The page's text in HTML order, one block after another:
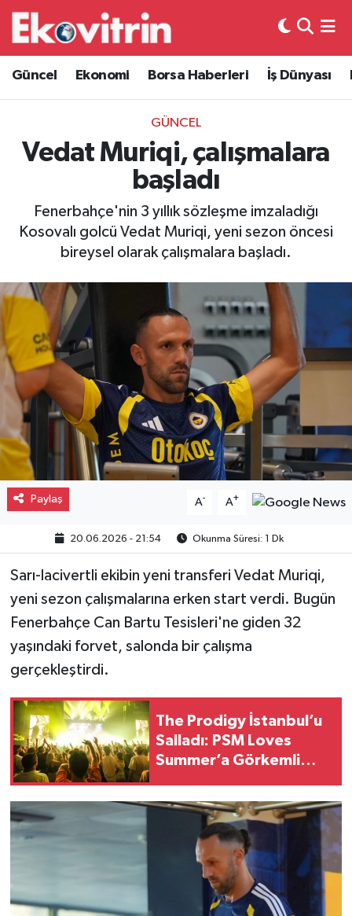
Güncel Ekonomi Borsa Haberleri İş Dünyası
GÜNCEL
Vedat Muriqi, çalışmalara
başladı
Fenerbahçe'nin 3 yıllık sözleşme imzaladığı
Kosovalı golcü Vedat Muriqi, yeni sezon öncesi
bireysel olarak çalışmalara başladı.
Paylaş A- A+
20.06.2026 - 21:54 Okunma Süresi: 1 Dk
Sarı-lacivertli ekibin yeni transferi Vedat Muriqi,
yeni sezon çalışmalarına erken start verdi. Bugün
Fenerbahçe Can Bartu Tesisleri'ne giden 32
yaşındaki forvet, salonda bir çalışma
gerçekleştirdi.
The Prodigy İstanbul’u
Salladı: PSM Loves
Summer’a Görkemli
Güncel
Ekonomi
Borsa Haberleri
Lojistik
Otovitrin
Asayiş
Magazin
Gayrimenkul
Spor
Eğitim
Hava Durumu
Trafik Durumu
Süper Lig Puan Durumu ve Fikstür
Son Dakika Haberleri
Haber Arşivi